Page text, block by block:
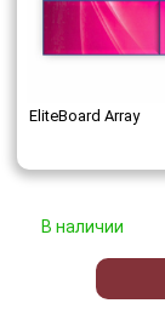
EliteBoard Array
В наличии